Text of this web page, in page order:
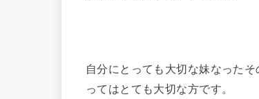
自分にとっても大切な妹なった
ってはとても大切な方です。